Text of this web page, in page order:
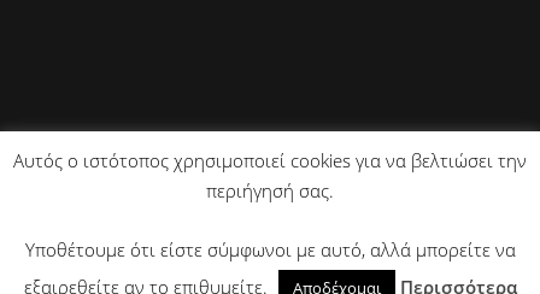
Κέντρο Διαφήμισης
Κατασκευή Ιστοσελίδων - Διαφήμιση στο Ίντερνετ.
Αυτός ο ιστότοπος χρησιμοποιεί cookies για να βελτιώσει την
περιήγησή σας.
Υποθέτουμε ότι είστε σύμφωνοι με αυτό, αλλά μπορείτε να
εξαιρεθείτε αν το επιθυμείτε.
Αποδέχομαι Περισσότερα